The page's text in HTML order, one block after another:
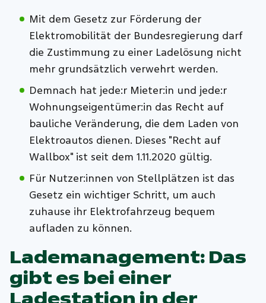
Mit dem Gesetz zur Förderung der
Elektromobilität der Bundesregierung darf
die Zustimmung zu einer Ladelösung nicht
mehr grundsätzlich verwehrt werden.
Demnach hat jede:r Mieter:in und jede:r
Wohnungseigentümer:in das Recht auf
bauliche Veränderung, die dem Laden von
Elektroautos dienen. Dieses "Recht auf
Wallbox" ist seit dem 1.11.2020 gültig.
Für Nutzer:innen von Stellplätzen ist das
Gesetz ein wichtiger Schritt, um auch
zuhause ihr Elektrofahrzeug bequem
aufladen zu können.
Lademanagement: Das
gibt es bei einer
Ladestation in der